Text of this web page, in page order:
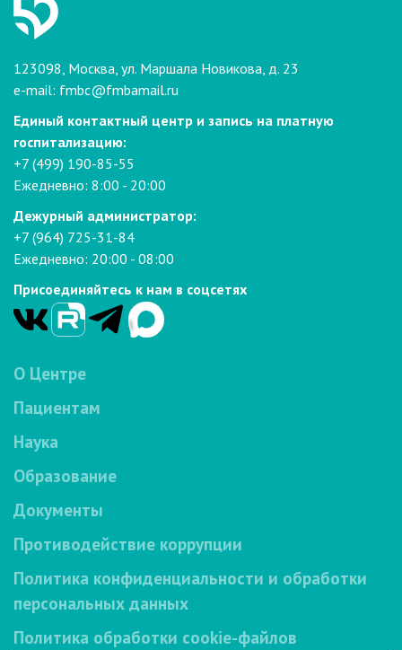
123098, Москва, ул. Маршала Новикова, д. 23
e-mail: fmbc@fmbamail.ru
Единый контактный центр и запись на платную
госпитализацию:
+7 (499) 190-85-55
Ежедневно: 8:00 - 20:00
Дежурный администратор:
+7 (964) 725-31-84
Ежедневно: 20:00 - 08:00
Присоединяйтесь к нам в соцсетях
О Центре
Пациентам
Наука
Образование
Документы
Противодействие коррупции
Политика конфиденциальности и обработки
персональных данных
Политика обработки cookie-файлов